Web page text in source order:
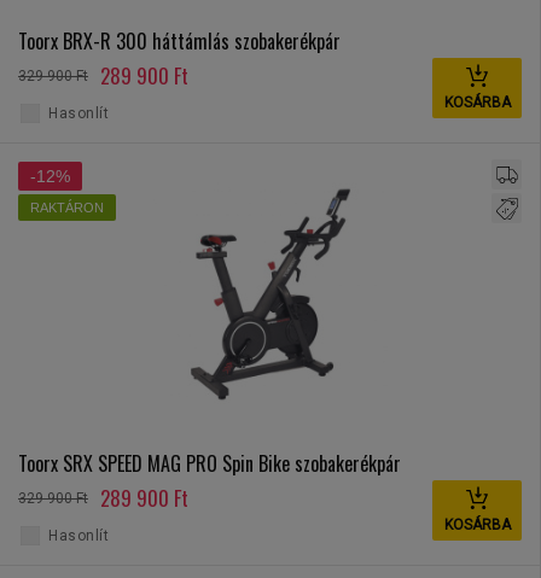
Toorx BRX-R 300 háttámlás szobakerékpár
329 900 Ft 289 900 Ft
KOSÁRBA
Hasonlít
-12%
RAKTÁRON
Toorx SRX SPEED MAG PRO Spin Bike szobakerékpár
329 900 Ft 289 900 Ft
KOSÁRBA
Hasonlít